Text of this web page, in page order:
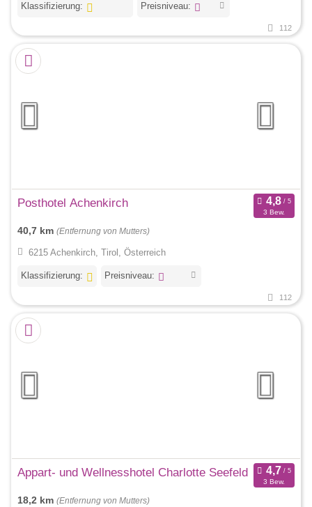
Klassifizierung: Preisniveau:
112
Posthotel Achenkirch
3 Bew.
40,7 km (Entfernung von Mutters)
6215 Achenkirch, Tirol, Österreich
Klassifizierung: Preisniveau:
112
Appart- und Wellnesshotel Charlotte Seefeld
3 Bew.
18,2 km (Entfernung von Mutters)